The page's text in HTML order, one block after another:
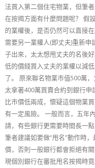
法買入第二個住宅物業，但筆
在按揭方面有什麼問題呢？ 假
的業權後，是否仍然可以直接
需要另一業權人(即丈夫)重新
子出來，太太想甩丈夫的名後
低的價錢買入丈夫的業權以減
了。 原來聯名物業市值500萬
太拿著400萬買賣合約到銀行
比市價低兩成，懷疑這個物業
有一定風險。 一般而言，五年
請，有些銀行更需要時間長一
筆者建議如要做“甩名”動作時
價，否則一般銀行都會拒絕有
現個別銀行在審批甩名按揭時